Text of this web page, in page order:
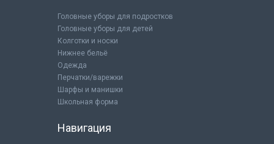
Головные уборы для подростков
Головные уборы для детей
Колготки и носки
Нижнее бельё
Одежда
Перчатки/варежки
Шарфы и манишки
Школьная форма
Навигация